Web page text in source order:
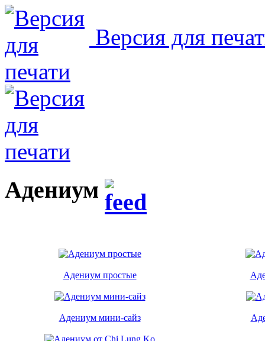
Версия для
Адениум
Адениум простые
Адениум мини-сайз